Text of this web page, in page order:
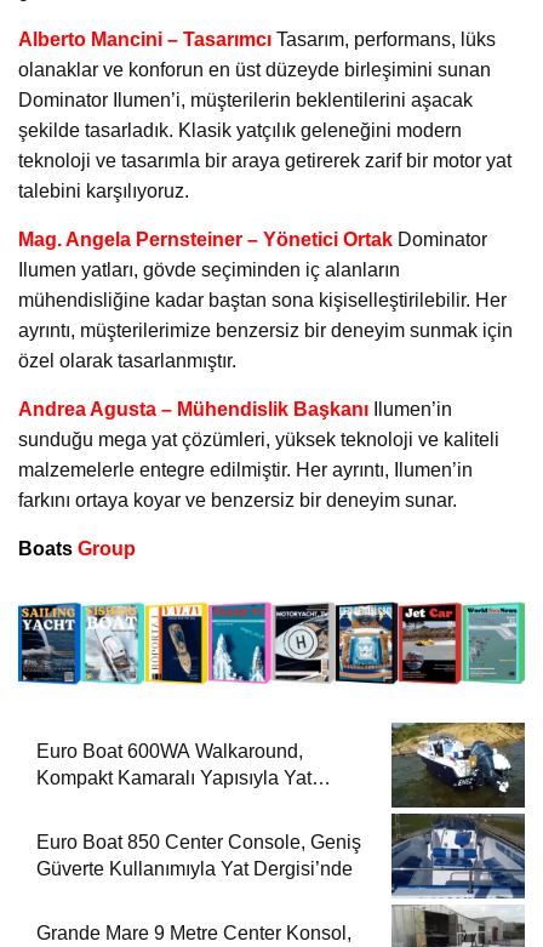
Alberto Mancini – Tasarımcı Tasarım, performans, lüks
olanaklar ve konforun en üst düzeyde birleşimini sunan
Dominator Ilumen’i, müşterilerin beklentilerini aşacak
şekilde tasarladık. Klasik yatçılık geleneğini modern
teknoloji ve tasarımla bir araya getirerek zarif bir motor yat
talebini karşılıyoruz.
Mag. Angela Pernsteiner – Yönetici Ortak Dominator
Ilumen yatları, gövde seçiminden iç alanların
mühendisliğine kadar baştan sona kişiselleştirilebilir. Her
ayrıntı, müşterilerimize benzersiz bir deneyim sunmak için
özel olarak tasarlanmıştır.
Andrea Agusta – Mühendislik Başkanı
Ilumen’in
sunduğu mega yat çözümleri, yüksek teknoloji ve kaliteli
malzemelerle entegre edilmiştir. Her ayrıntı, Ilumen’in
farkını ortaya koyar ve benzersiz bir deneyim sunar.
Boats Group
Euro Boat 600WA Walkaround,
Kompakt Kamaralı Yapısıyla Yat
Euro Boat 850 Center Console, Geniş
Güverte Kullanımıyla Yat Dergisi’nde
Grande Mare 9 Metre Center Konsol,